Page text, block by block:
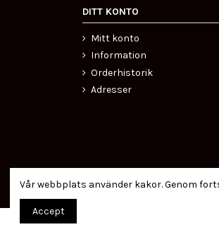
DITT KONTO
Mitt konto
Information
Orderhistorik
Adresser
Vår webbplats använder kakor. Genom
Accept